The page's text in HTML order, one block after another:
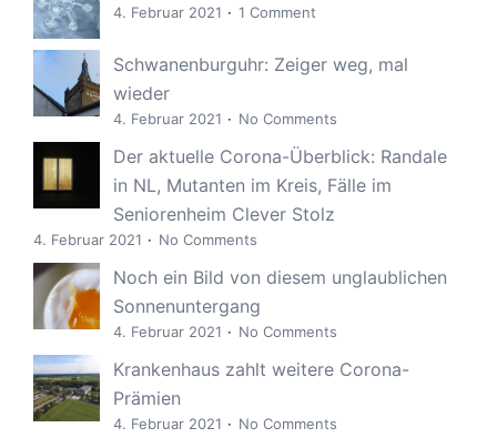
4. Februar 2021 1 Comment
Schwanenburguhr: Zeiger weg, mal
wieder
4. Februar 2021 No Comments
Der aktuelle Corona-Überblick: Randale
in NL, Mutanten im Kreis, Fälle im
Seniorenheim Clever Stolz
4. Februar 2021 No Comments
Noch ein Bild von diesem unglaublichen
Sonnenuntergang
4. Februar 2021 No Comments
Krankenhaus zahlt weitere Corona-
Prämien
4. Februar 2021 No Comments